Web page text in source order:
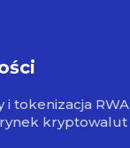
i tokenizacja RWA
kryptowalut